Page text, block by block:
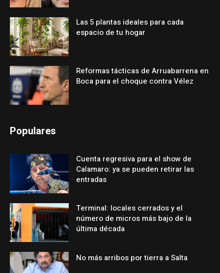
Las 5 plantas ideales para cada
espacio de tu hogar
Reformas tácticas de Arruabarrena en
Boca para el choque contra Vélez
Populares
Cuenta regresiva para el show de
Calamaro: ya se pueden retirar las
entradas
Terminal: locales cerrados y el
número de micros más bajo de la
última década
No más arribos por tierra a Salta